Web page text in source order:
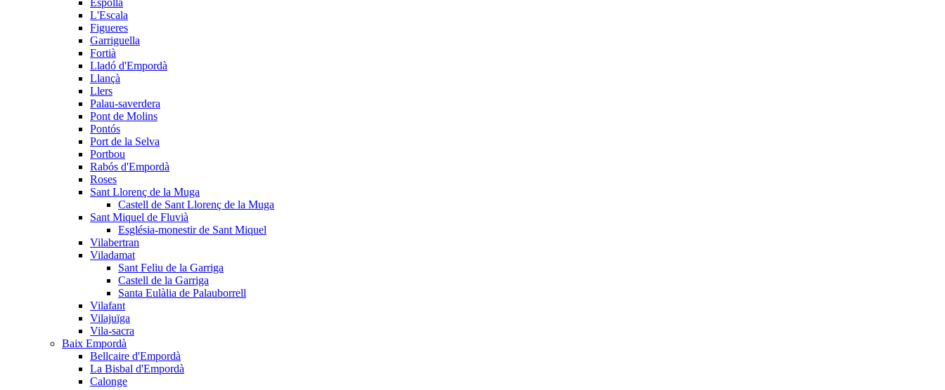
Espolla
L'Escala
Figueres
Garriguella
Fortià
Lladó d'Empordà
Llançà
Llers
Palau-saverdera
Pont de Molins
Pontós
Port de la Selva
Portbou
Rabós d'Empordà
Roses
Sant Llorenç de la Muga
Castell de Sant Llorenç de la Muga
Sant Miquel de Fluvià
Església-monestir de Sant Miquel
Vilabertran
Viladamat
Sant Feliu de la Garriga
Castell de la Garriga
Santa Eulàlia de Palauborrell
Vilafant
Vilajuïga
Vila-sacra
Baix Empordà
Bellcaire d'Empordà
La Bisbal d'Empordà
Calonge